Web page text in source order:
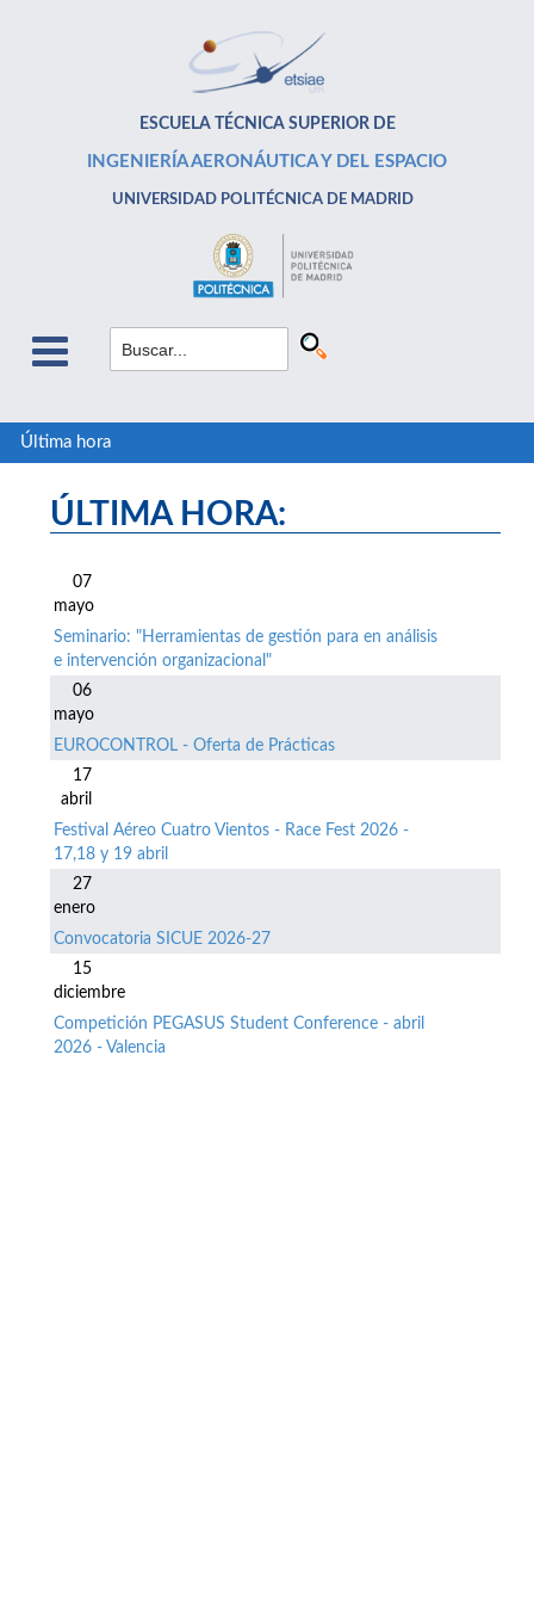
ESCUELA TÉCNICA SUPERIOR DE
INGENIERÍA AERONÁUTICA Y DEL ESPACIO
UNIVERSIDAD POLITÉCNICA DE MADRID
Última hora
ÚLTIMA HORA:
07
mayo
Seminario: "Herramientas de gestión para en análisis
e intervención organizacional"
06
mayo
EUROCONTROL - Oferta de Prácticas
17
abril
Festival Aéreo Cuatro Vientos - Race Fest 2026 -
17,18 y 19 abril
27
enero
Convocatoria SICUE 2026-27
15
diciembre
Competición PEGASUS Student Conference - abril
2026 - Valencia